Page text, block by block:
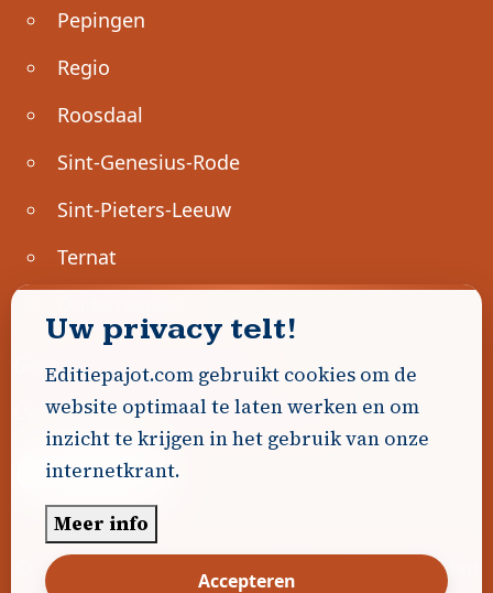
Pepingen
Regio
Roosdaal
Sint-Genesius-Rode
Sint-Pieters-Leeuw
Ternat
Geen advertenties gevonden.
Uw advertentie hier? Contacteer ons!
Word Partner!
© 2026 Editiepajot.com
Algemene voorwaarden
Uw privacy telt!
Editiepajot.com gebruikt cookies om de
website optimaal te laten werken en om
inzicht te krijgen in het gebruik van onze
internetkrant.
Meer info
Accepteren